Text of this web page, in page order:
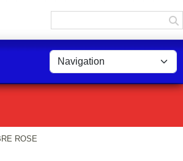
ROSE
cookies